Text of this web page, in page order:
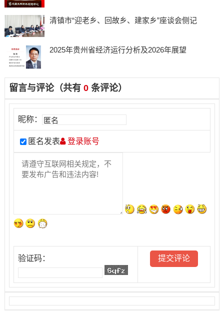
清镇市“迎老乡、回故乡、建家乡”座谈会侧记
2025年贵州省经济运行分析及2026年展望
留言与评论（共有 0条评论）
昵称：
匿名发表 登录账号
验证码：